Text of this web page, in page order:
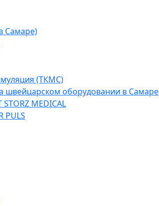
Самаре)
(ТКМС)
швейцарском оборудовании в Самаре
MEDICAL
PULS